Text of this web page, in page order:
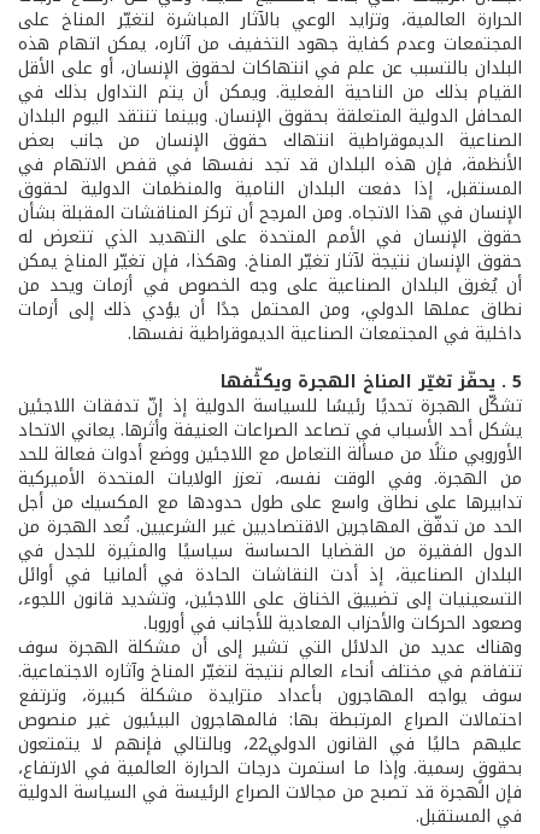
الحرارة العالمية، وتزايد الوعي بالآثار المباشرة لتغيّر المناخ على
المجتمعات وعدم كفاية جهود التخفيف من آثاره، يمكن اتهام هذه
البلدان بالتسبب عن علم في انتهاكات لحقوق الإنسان، أو على الأقل
القيام بذلك من الناحية الفعلية. ويمكن أن يتم التداول بذلك في
المحافل الدولية المتعلقة بحقوق الإنسان. وبينما تنتقد اليوم البلدان
الصناعية الديموقراطية انتهاك حقوق الإنسان من جانب بعض
الأنظمة، فإن هذه البلدان قد تجد نفسها في قفص الاتهام في
المستقبل، إذا دفعت البلدان النامية والمنظمات الدولية لحقوق
الإنسان في هذا الاتجاه. ومن المرجح أن تركز المناقشات المقبلة بشأن
حقوق الإنسان في الأمم المتحدة على التهديد الذي تتعرض له
حقوق الإنسان نتيجة لآثار تغيّر المناخ. وهكذا، فإن تغيّر المناخ يمكن
أن يُغرق البلدان الصناعية على وجه الخصوص في أزمات ويحد من
نطاق عملها الدولي، ومن المحتمل جدًا أن يؤدي ذلك إلى أزمات
داخلية في المجتمعات الصناعية الديموقراطية نفسها.
5 . يحفّز تغيّر المناخ الهجرة ويكثّفها
تشكّل الهجرة تحديًا رئيسًا للسياسة الدولية إذ إنّ تدفقات اللاجئين
يشكل أحد الأسباب في تصاعد الصراعات العنيفة وأثرها. يعاني الاتحاد
الأوروبي مثلًا من مسألة التعامل مع اللاجئين ووضع أدوات فعالة للحد
من الهجرة. وفي الوقت نفسه، تعزز الولايات المتحدة الأميركية
تدابيرها على نطاق واسع على طول حدودها مع المكسيك من أجل
الحد من تدفّق المهاجرين الاقتصاديين غير الشرعيين. تُعد الهجرة من
الدول الفقيرة من القضايا الحساسة سياسيًا والمثيرة للجدل في
البلدان الصناعية، إذ أدت النقاشات الحادة في ألمانيا في أوائل
التسعينيات إلى تضييق الخناق على اللاجئين، وتشديد قانون اللجوء،
وصعود الحركات والأحزاب المعادية للأجانب في أوروبا.
وهناك عديد من الدلائل التي تشير إلى أن مشكلة الهجرة سوف
تتفاقم في مختلف أنحاء العالم نتيجة لتغيّر المناخ وآثاره الاجتماعية.
سوف يواجه المهاجرون بأعداد متزايدة مشكلة كبيرة، وترتفع
احتمالات الصراع المرتبطة بها: فالمهاجرون البيئيون غير منصوص
عليهم حاليًا في القانون الدولي22، وبالتالي فإنهم لا يتمتعون
بحقوقٍ رسمية. وإذا ما استمرت درجات الحرارة العالمية في الارتفاع،
فإن الهجرة قد تصبح من مجالات الصراع الرئيسة في السياسة الدولية
في المستقبل.